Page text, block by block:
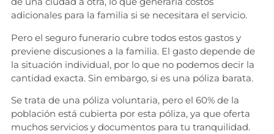
adicionales para la familia si se necesitara el servicio.
Pero el seguro funerario cubre todos estos gastos y
previene discusiones a la familia. El gasto depende de
la situación individual, por lo que no podemos decir la
cantidad exacta. Sin embargo, si es una póliza barata.
Se trata de una póliza voluntaria, pero el 60% de la
población está cubierta por esta póliza, ya que oferta
muchos servicios y documentos para tu tranquilidad.